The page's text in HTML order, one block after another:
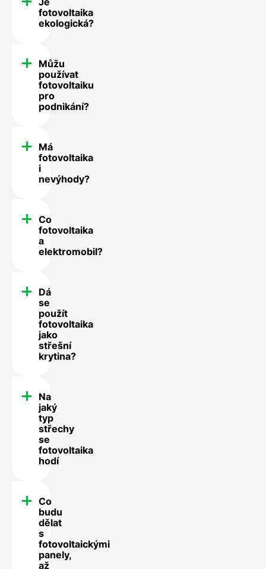
fotovoltaika
ekologická?
Můžu
používat
fotovoltaiku
pro
podnikání?
Má
fotovoltaika
i
nevýhody?
Co
fotovoltaika
a
elektromobil?
Dá
se
použít
fotovoltaika
jako
střešní
krytina?
Na
jaký
typ
střechy
se
fotovoltaika
hodí
Co
budu
dělat
s
fotovoltaickými
panely,
až